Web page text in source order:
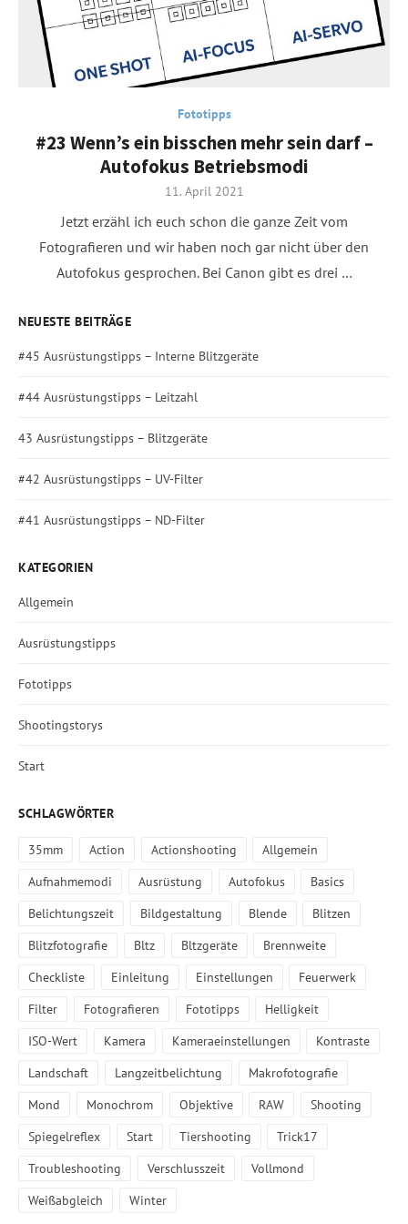
Fototipps
#23 Wenn’s ein bisschen mehr sein darf –
Autofokus Betriebsmodi
Posted
11. April 2021
Jetzt erzähl ich euch schon die ganze Zeit vom
Fotografieren und wir haben noch gar nicht über den
Autofokus gesprochen. Bei Canon gibt es drei …
NEUESTE BEITRÄGE
#45 Ausrüstungstipps – Interne Blitzgeräte
#44 Ausrüstungstipps – Leitzahl
43 Ausrüstungstipps – Blitzgeräte
#42 Ausrüstungstipps – UV-Filter
#41 Ausrüstungstipps – ND-Filter
KATEGORIEN
Allgemein
Ausrüstungstipps
Fototipps
Shootingstorys
Start
SCHLAGWÖRTER
35mm Action Actionshooting
Allgemein
Aufnahmemodi
Ausrüstung Autofokus
Basics
Belichtungszeit
Bildgestaltung Blende
Blitzen
Blitzfotografie
Bltz Bltzgeräte
Brennweite
Checkliste
Einleitung Einstellungen
Feuerwerk
Filter
Fotografieren Fototipps
Helligkeit
ISO-Wert
Kamera Kameraeinstellungen
Kontraste
Landschaft
Langzeitbelichtung
Makrofotografie
Mond
Monochrom Objektive RAW
Shooting
Spiegelreflex
Start Tiershooting
Trick17
Troubleshooting
Verschlusszeit
Vollmond
Weißabgleich
Winter